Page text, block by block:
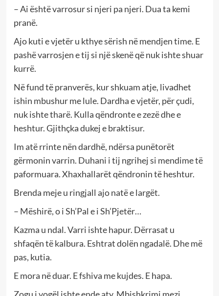
– Ai është varrosur si njeri pa njeri. Dua ta kemi
pranë.
Ajo kuti e vjetër u kthye sërish në mendjen time. E
pashë varrosjen e tij si një skenë që nuk ishte shuar
kurrë.
Në fund të pranverës, kur shkuam atje, livadhet
ishin mbushur me lule. Dardha e vjetër, për çudi,
nuk ishte tharë. Kulla qëndronte e zezë dhe e
heshtur. Gjithçka dukej e braktisur.
Im atë rrinte nën dardhë, ndërsa punëtorët
gërmonin varrin. Duhani i tij ngrihej si mendime të
paformuara. Xhaxhallarët qëndronin të heshtur.
Brenda meje u ringjall ajo natë e largët.
– Mëshirë, o i Sh’Pal e i Sh’Pjetër…
Kazma u ndal. Varri ishte hapur. Dërrasat u
shfaqën të kalbura. Eshtrat dolën ngadalë. Dhe më
pas, kutia.
E mora në duar. E fshiva me kujdes. E hapa.